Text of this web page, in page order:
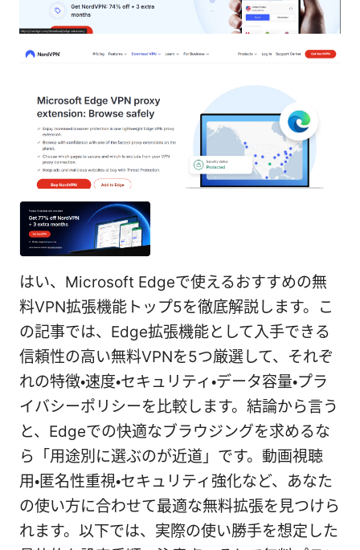
はい、Microsoft Edgeで使えるおすすめの無
料VPN拡張機能トップ5を徹底解説します。こ
の記事では、Edge拡張機能として入手できる
信頼性の高い無料VPNを5つ厳選して、それぞ
れの特徴・速度・セキュリティ・データ容量・プラ
イバシーポリシーを比較します。結論から言う
と、Edgeでの快適なブラウジングを求めるな
ら「用途別に選ぶのが近道」です。動画視聴
用・匿名性重視・セキュリティ強化など、あなた
の使い方に合わせて最適な無料拡張を見つけら
れます。以下では、実際の使い勝手を想定した